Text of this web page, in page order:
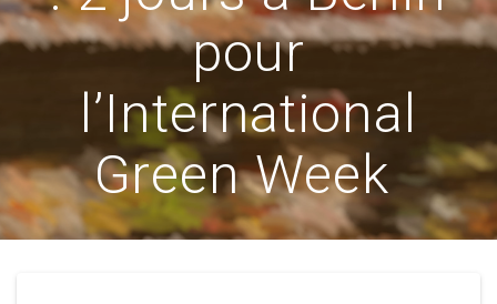
pour
l’International
Green Week